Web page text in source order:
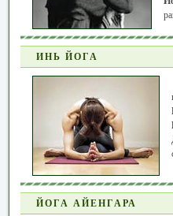
ИНЬ ЙОГА
ЙОГА АЙЕНГАРА